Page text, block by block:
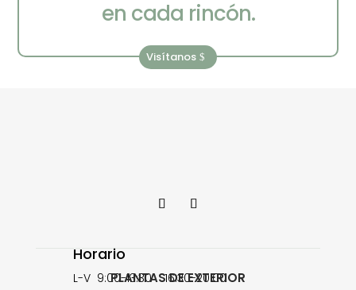
en cada rincón.
Visítanos
Horario
L-V 9:00-13:30 16:30-20:00
PLANTAS DE EXTERIOR